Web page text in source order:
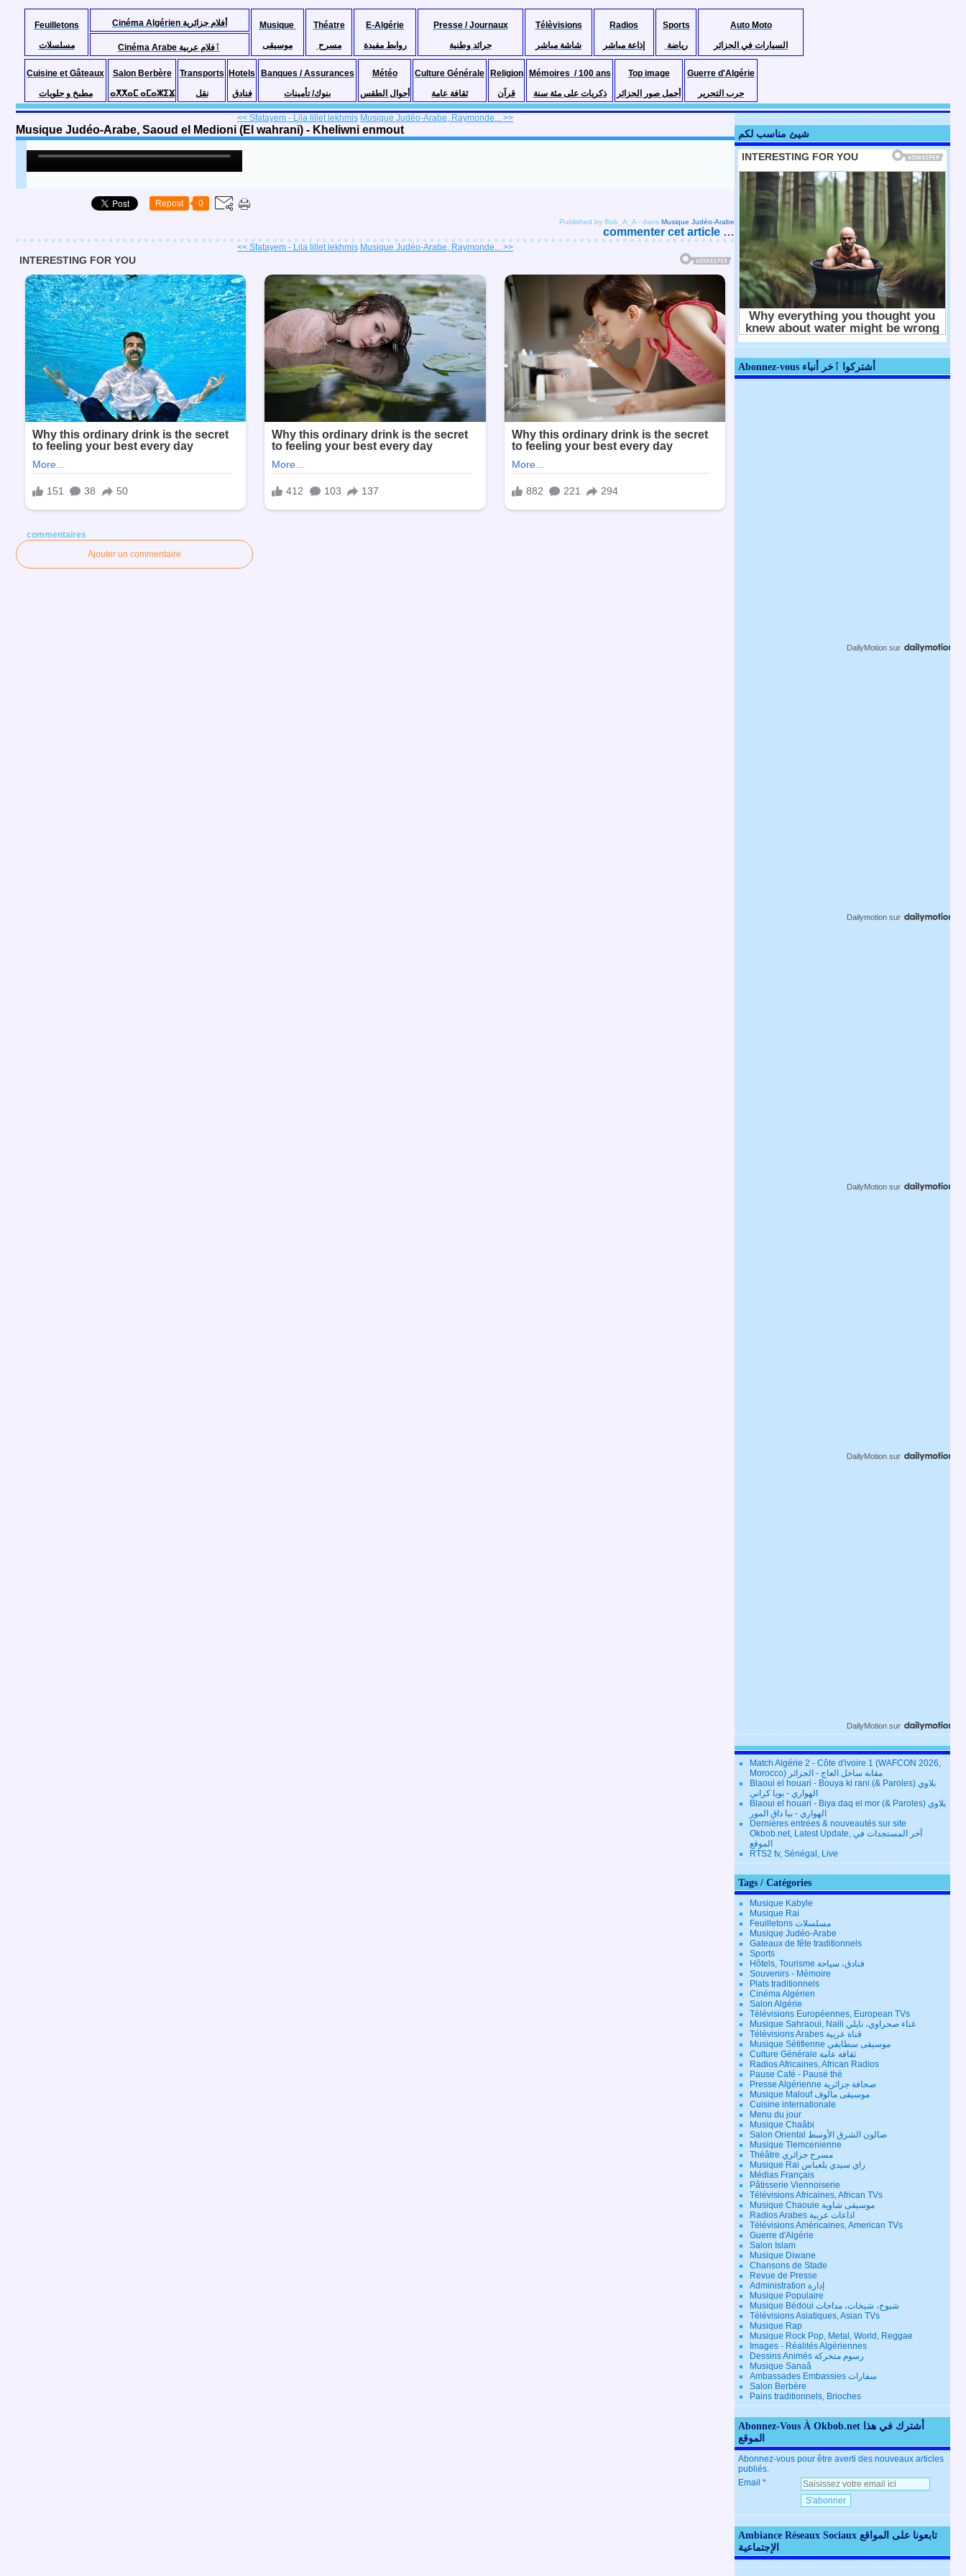
Feuilletons
مسلسلات
Cinéma Algérien أفلام جزائرية
Musique
موسيقى
Théatre
مسرح
E-Algérie
روابط مفيدة
Presse / Journaux
جرائد وطنية
Télèvisions
شاشة مباشر
Radios
إذاعة مباشر
Sports
رياضة
Auto Moto
السيارات في الجزائر
Cinéma Arabe ٱفلام عربية
Cuisine et Gâteaux
مطبخ و حلويات
Salon Berbère
ⴰⵅⵅⴰⵎ ⴰⵎⴰⵣⵉⴴ
Transports
نقل
Hotels
فنادق
Banques / Assurances
بنوك/ تأمينات
Météo
أحوال الطقس
Culture Générale
ثقافة عامة
Religion
قرآن
Mémoires / 100 ans
ذكريات على مئة سنة
Top image
أجمل صور الجزائر
Guerre d'Algérie
حرب التحرير
<< Sfatayem - Lila lillet lekhmis Musique Judéo-Arabe, Raymonde... >>
Musique Judéo-Arabe, Saoud el Medioni (El wahrani) - Kheliwni enmout
Repost 0
Published by Bob_A_A - dans Musique Judéo-Arabe
commenter cet article …
<< Sfatayem - Lila lillet lekhmis Musique Judéo-Arabe, Raymonde... >>
commentaires
Ajouter un commentaire
شيئ مناسب لكم
Abonnez-vous أشتركوا ٱخر أنباء
DailyMotion sur
Dailymotion sur
DailyMotion sur
DailyMotion sur
DailyMotion sur
Match Algérie 2 - Côte d'ivoire 1 (WAFCON 2026,
Morocco) مقابة ساحل العاج - الجزائر
Blaoui el houari - Bouya ki rani (& Paroles) بلاوي
الهواري - بويا كراني
Blaoui el houari - Biya daq el mor (& Paroles) بلاوي
الهواري - بيا داق المور
Dernières entrées & nouveautés sur site
Okbob.net, Latest Update, آخر المستجدات في
الموقع
RTS2 tv, Sénégal, Live
Tags / Catégories
Musique Kabyle
Musique Rai
Feuilletons مسلسلات
Musique Judéo-Arabe
Gateaux de fête traditionnels
Sports
Hôtels, Tourisme فنادق، سياحة
Souvenirs - Mémoire
Plats traditionnels
Cinéma Algérien
Salon Algérie
Télévisions Européennes, European TVs
Musique Sahraoui, Naili غناء صحراوي، نايلي
Télévisions Arabes قناة عربية
Musique Sétifienne موسيقى سطايفي
Culture Générale ثقافة عامة
Radios Africaines, African Radios
Pause Café - Pausé thé
Presse Algérienne صحافة جزائرية
Musique Malouf موسيقى مالوف
Cuisine internationale
Menu du jour
Musique Chaâbi
Salon Oriental صالون الشرق الأوسط
Musique Tlemcenienne
Théâtre مسرح جزائري
Musique Rai راي سيدي بلعباس
Médias Français
Pâtisserie Viennoiserie
Télévisions Africaines, African TVs
Musique Chaouie موسيقى شاوية
Radios Arabes اذاعات عربية
Télévisions Américaines, American TVs
Guerre d'Algérie
Salon Islam
Musique Diwane
Chansons de Stade
Revue de Presse
Administration إدارة
Musique Populaire
Musique Bédoui شيوخ، شيخات، مداحات
Télévisions Asiatiques, Asian TVs
Musique Rap
Musique Rock Pop, Metal, World, Reggae
Images - Réalités Algériennes
Dessins Animés رسوم متحركة
Musique Sanaâ
Ambassades Embassies سفارات
Salon Berbère
Pains traditionnels, Brioches
Abonnez-Vous À Okbob.net أشترك في هذا
الموقع
Abonnez-vous pour être averti des nouveaux articles
publiés.
Email
Ambiance Réseaux Sociaux تابعونا على المواقع
الإجتماعية